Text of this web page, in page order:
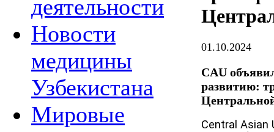
деятельности
Новости
медицины
Узбекистана
Мировые
01.10.2024
CAU
развитию:
Central Asian